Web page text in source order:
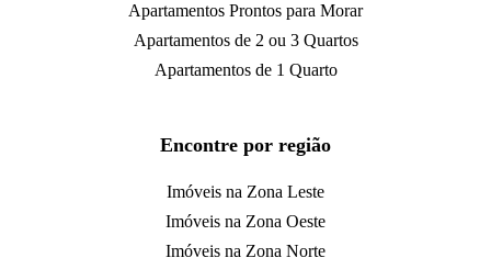
Apartamentos Prontos para Morar
Apartamentos de 2 ou 3 Quartos
Apartamentos de 1 Quarto
Encontre por região
Imóveis na Zona Leste
Imóveis na Zona Oeste
Imóveis na Zona Norte